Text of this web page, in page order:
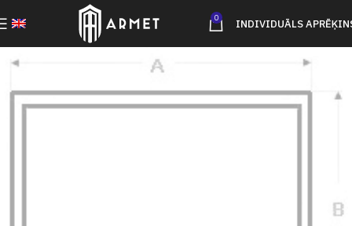
0 INDIVIDUĀLS